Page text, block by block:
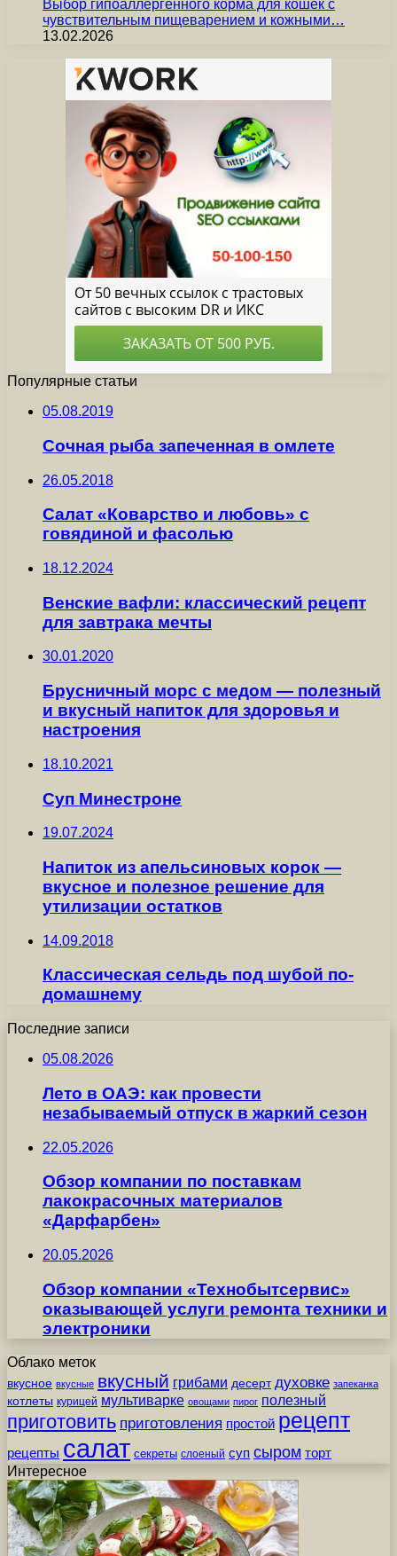
Выбор гипоаллергенного корма для кошек с
чувствительным пищеварением и кожными…
13.02.2026
Популярные статьи
05.08.2019
Сочная рыба запеченная в омлете
26.05.2018
Салат «Коварство и любовь» с
говядиной и фасолью
18.12.2024
Венские вафли: классический рецепт
для завтрака мечты
30.01.2020
Брусничный морс с медом — полезный
и вкусный напиток для здоровья и
настроения
18.10.2021
Суп Минестроне
19.07.2024
Напиток из апельсиновых корок —
вкусное и полезное решение для
утилизации остатков
14.09.2018
Классическая сельдь под шубой по-
домашнему
Последние записи
05.08.2026
Лето в ОАЭ: как провести
незабываемый отпуск в жаркий сезон
22.05.2026
Обзор компании по поставкам
лакокрасочных материалов
«Дарфарбен»
20.05.2026
Обзор компании «Технобытсервис»
оказывающей услуги ремонта техники и
электроники
Облако меток
вкусное вкусные вкусный грибами десерт духовке запеканка
котлеты курицей мультиварке овощами пирог полезный
приготовить приготовления простой рецепт
рецепты салат секреты слоеный суп сыром торт
Интересное